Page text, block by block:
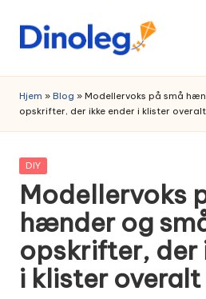
content
Hjem » Blog » Modellervoks på små
opskrifter, der ikke ender i klister overalt
Posted
DIY
Modellervoks
hænder og
opskrifter, der
i klister overalt